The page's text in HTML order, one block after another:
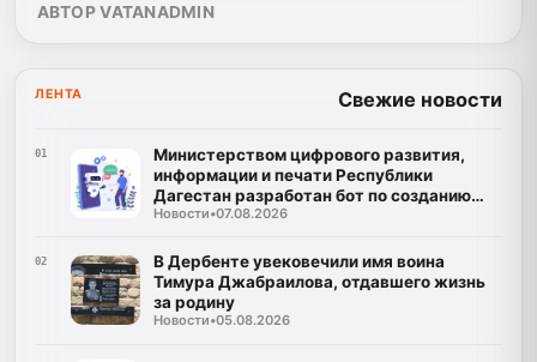
АВТОР VATANADMIN
ЛЕНТА Свежие новости
01
Министерством цифрового развития,
информации и печати Республики
Дагестан разработан бот по созданию
корпусов национальных языков народов
Новости•07.08.2026
02
В Дербенте увековечили имя воина
Тимура Джабраилова, отдавшего жизнь
за родину
Новости•05.08.2026